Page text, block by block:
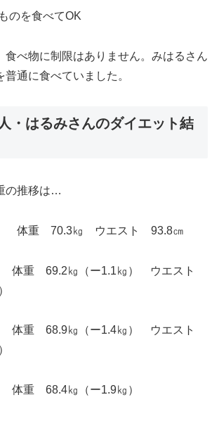
のを食べてOK
食べ物に制限はありません。みはるさん
普通に食べていました。
・はるみさんのダイエット結
の推移は…
】 体重 70.3㎏ ウエスト 93.8㎝
重 69.2㎏（ー1.1㎏） ウエスト
重 68.9㎏（ー1.4㎏） ウエスト
重 68.4㎏（ー1.9㎏）